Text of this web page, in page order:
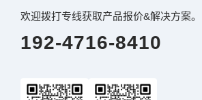
欢迎拨打专线获取产品报价&解决方案。
192-4716-8410